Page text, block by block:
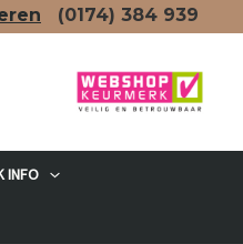
(0174) 384 939
INFO